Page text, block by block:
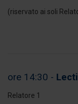
(riservato ai soli
ore 14:30 -
Relatore 1